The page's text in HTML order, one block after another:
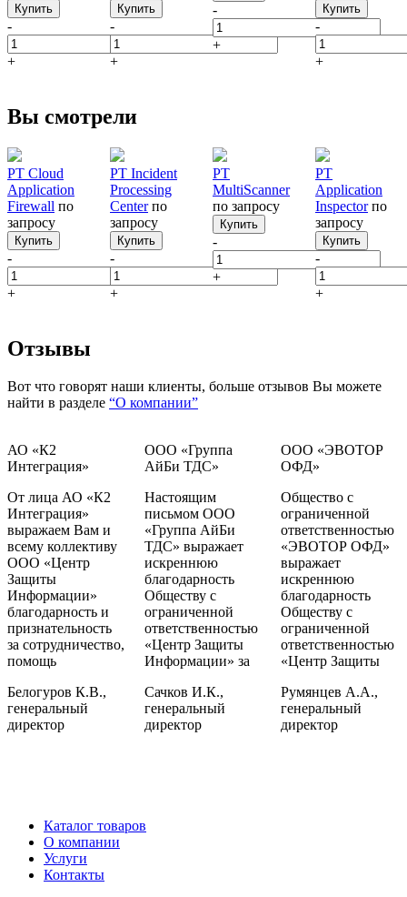
Купить
-
+
Купить
-
+
-
+
Купить
-
+
Вы смотрели
PT Cloud
Application
Firewall по
запросу
Купить
-
+
PT Incident
Processing
Center по
запросу
Купить
-
+
PT
MultiScanner
по запросу
Купить
-
+
PT
Application
Inspector по
запросу
Купить
-
+
Отзывы
Вот что говорят наши клиенты, больше отзывов Вы можете
найти в разделе “О компании”
АО «К2
Интеграция»
От лица АО «К2
Интеграция»
выражаем Вам и
всему коллективу
ООО «Центр
Защиты
Информации»
благодарность и
признательность
за сотрудничество,
помощь
Белогуров К.В.,
генеральный
директор
ООО «Группа
АйБи ТДС»
Настоящим
письмом ООО
«Группа АйБи
ТДС» выражает
искреннюю
благодарность
Обществу с
ограниченной
ответственностью
«Центр Защиты
Информации» за
Сачков И.К.,
генеральный
директор
ООО «ЭВОТОР
ОФД»
Общество с
ограниченной
ответственностью
«ЭВОТОР ОФД»
выражает
искреннюю
благодарность
Обществу с
ограниченной
ответственностью
«Центр Защиты
Румянцев А.А.,
генеральный
директор
Каталог товаров
О компании
Услуги
Контакты